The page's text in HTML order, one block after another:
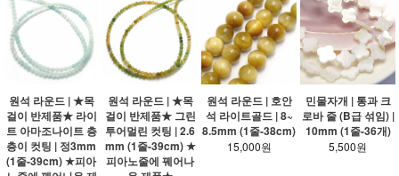
원석 라운드 | ★목
걸이 반제품★ 라이
트 아마조나이트 층
층이 컷팅 | 정3mm
(1줄-39cm) ★피아
원석 라운드 | ★목
걸이 반제품★ 그린
투어멀린 컷팅 | 2.6
mm (1줄-39cm) ★
피아노줄에 꿰어나
원석 라운드 | 호안
석 라이트골드 | 8~
8.5mm (1줄-38cm)
15,000원
민물자개 | 통과 크
로바 줄 (B급 섞임) |
10mm (1줄-36개)
5,500원